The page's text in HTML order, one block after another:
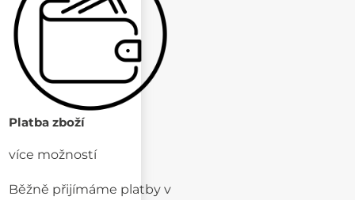
Platba zboží
více možností
Běžně přijímáme platby v